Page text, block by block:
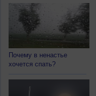
Почему в ненастье
хочется спать?